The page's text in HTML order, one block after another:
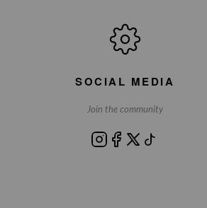
SOCIAL MEDIA
Join the community